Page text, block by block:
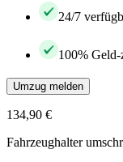
24/7
100%
Umzug melden
134,90 €
Fahrzeughalter